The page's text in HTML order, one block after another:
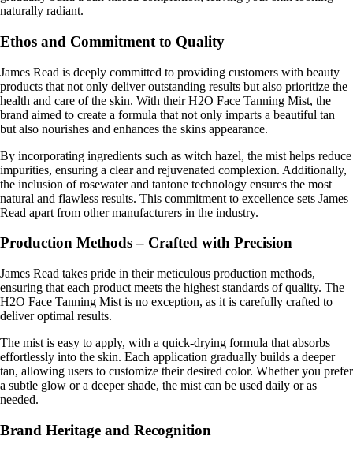
naturally radiant.
Ethos and Commitment to Quality
James Read is deeply committed to providing customers with beauty
products that not only deliver outstanding results but also prioritize the
health and care of the skin. With their H2O Face Tanning Mist, the
brand aimed to create a formula that not only imparts a beautiful tan
but also nourishes and enhances the skins appearance.
By incorporating ingredients such as witch hazel, the mist helps reduce
impurities, ensuring a clear and rejuvenated complexion. Additionally,
the inclusion of rosewater and tantone technology ensures the most
natural and flawless results. This commitment to excellence sets James
Read apart from other manufacturers in the industry.
Production Methods – Crafted with Precision
James Read takes pride in their meticulous production methods,
ensuring that each product meets the highest standards of quality. The
H2O Face Tanning Mist is no exception, as it is carefully crafted to
deliver optimal results.
The mist is easy to apply, with a quick-drying formula that absorbs
effortlessly into the skin. Each application gradually builds a deeper
tan, allowing users to customize their desired color. Whether you prefer
a subtle glow or a deeper shade, the mist can be used daily or as
needed.
Brand Heritage and Recognition